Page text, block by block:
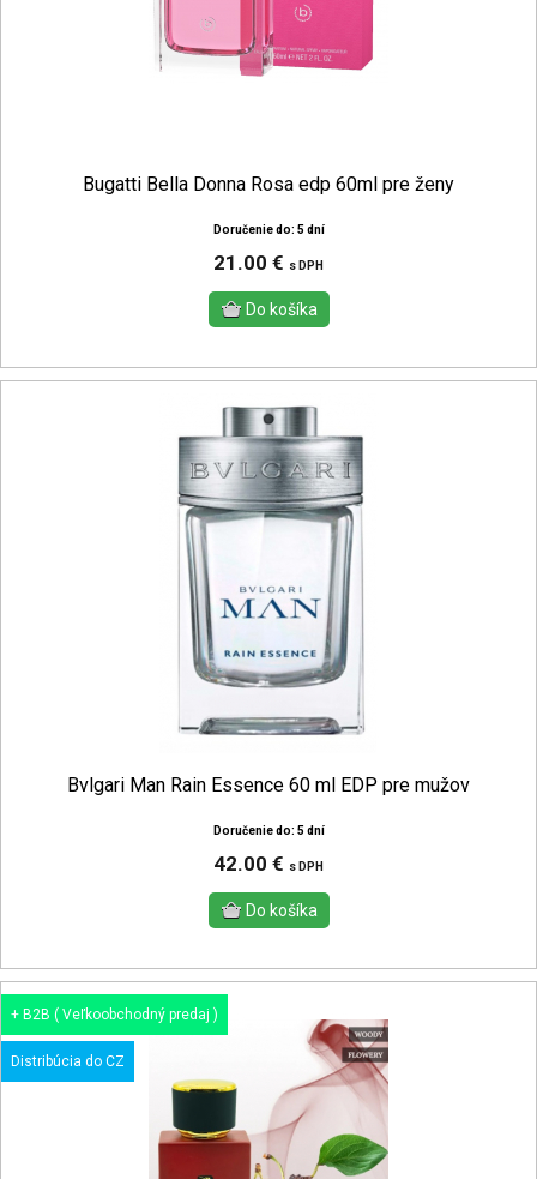
Bugatti Bella Donna Rosa edp 60ml pre ženy
Doručenie do: 5 dní
21.00 € s DPH
Bvlgari Man Rain Essence 60 ml EDP pre mužov
Doručenie do: 5 dní
42.00 € s DPH
+ B2B ( Veľkoobchodný predaj )
Distribúcia do CZ